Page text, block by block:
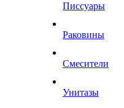
Писсуары
Раковины
Смесители
Унитазы